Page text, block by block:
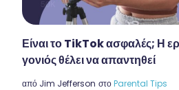
Είναι το TikTok ασφαλές; Η
γονιός θέλει να απαντηθεί
από Jim Jefferson στοParental Tips